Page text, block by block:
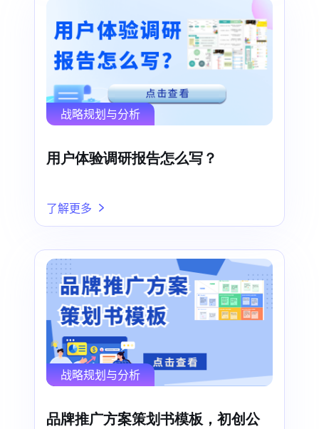
战略规划与分析
用户体验调研报告怎么写？
了解更多
战略规划与分析
品牌推广方案策划书模板，初创公